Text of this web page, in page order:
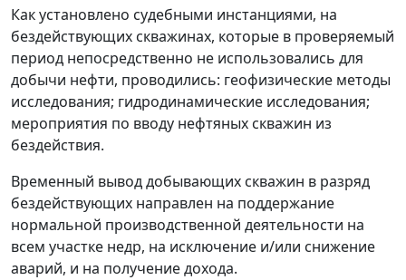
Как установлено судебными инстанциями, на
бездействующих скважинах, которые в проверяемый
период непосредственно не использовались для
добычи нефти, проводились: геофизические методы
исследования; гидродинамические исследования;
мероприятия по вводу нефтяных скважин из
бездействия.
Временный вывод добывающих скважин в разряд
бездействующих направлен на поддержание
нормальной производственной деятельности на
всем участке недр, на исключение и/или снижение
аварий, и на получение дохода.